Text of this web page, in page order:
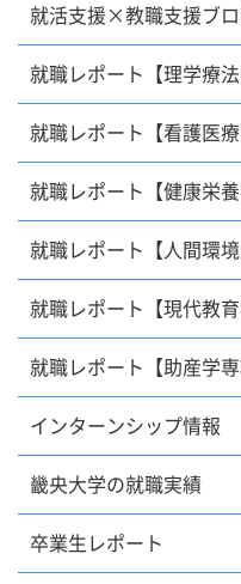
就活支援×教職支援ブ
就職レポート【理学療法
就職レポート【看護医療
就職レポート【健康栄養
就職レポート【人間環境
就職レポート【現代教育
就職レポート【助産学専
インターンシップ情報
畿央大学の就職実績
卒業生レポート